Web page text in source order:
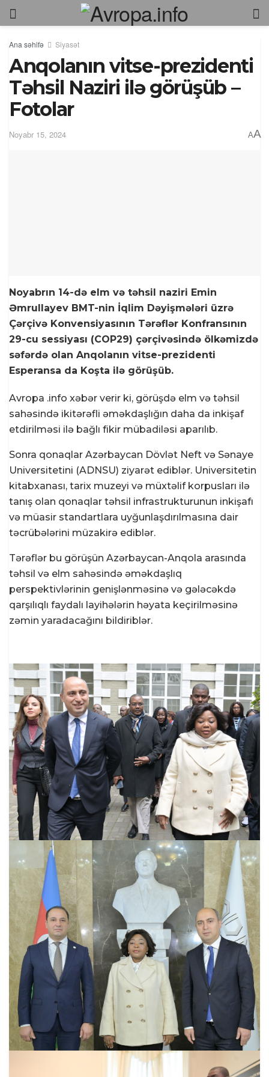
Ana səhifə Siyasət
Anqolanın vitse-prezidenti
Təhsil Naziri ilə görüşüb –
Fotolar
Noyabr 15, 2024 AA
Noyabrın 14-də elm və təhsil naziri Emin
Əmrullayev BMT-nin İqlim Dəyişmələri üzrə
Çərçivə Konvensiyasının Tərəflər Konfransının
29-cu sessiyası (COP29) çərçivəsində ölkəmizdə
səfərdə olan Anqolanın vitse-prezidenti
Esperansa da Koşta ilə görüşüb.
Avropa .info xəbər verir ki, görüşdə elm və təhsil
sahəsində ikitərəfli əməkdaşlığın daha da inkişaf
etdirilməsi ilə bağlı fikir mübadiləsi aparılıb.
Sonra qonaqlar Azərbaycan Dövlət Neft və Sənaye
Universitetini (ADNSU) ziyarət ediblər. Universitetin
kitabxanası, tarix muzeyi və müxtəlif korpusları ilə
tanış olan qonaqlar təhsil infrastrukturunun inkişafı
və müasir standartlara uyğunlaşdırılmasına dair
təcrübələrini müzakirə ediblər.
Tərəflər bu görüşün Azərbaycan-Anqola arasında
təhsil və elm sahəsində əməkdaşlıq
perspektivlərinin genişlənməsinə və gələcəkdə
qarşılıqlı faydalı layihələrin həyata keçirilməsinə
zəmin yaradacağını bildiriblər.